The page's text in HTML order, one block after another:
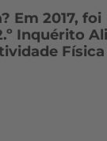
Em 2017, foi
Inquérito
Física